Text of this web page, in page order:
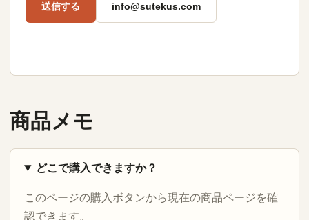
送信する info@sutekus.com
商品メモ
どこで購入できますか？
このページの購入ボタンから現在の商品ページを確
認できます。